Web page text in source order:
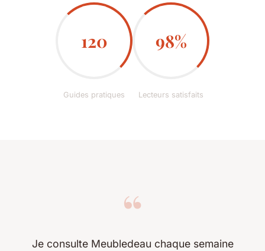
120
Guides pratiques
98%
Lecteurs satisfaits
“
Je consulte Meubledeau chaque semaine